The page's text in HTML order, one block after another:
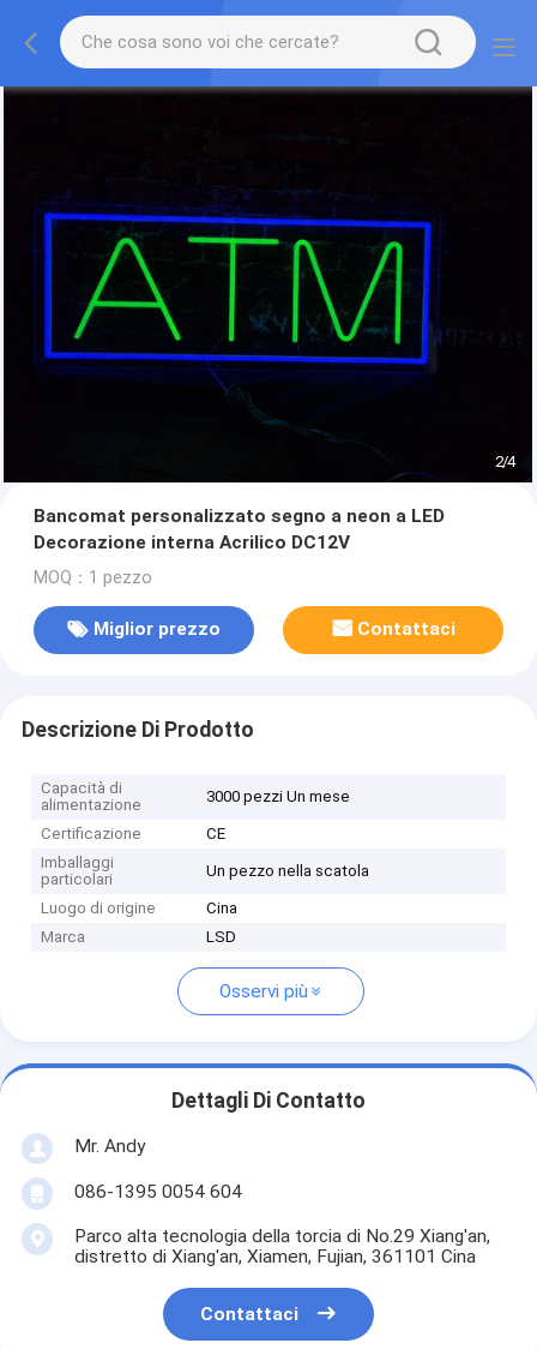
3/4
Bancomat personalizzato segno a neon a LED
Decorazione interna Acrilico DC12V
MOQ：1 pezzo
Miglior prezzo Contattaci
Descrizione Di Prodotto
Capacità di
alimentazione
3000 pezzi Un mese
Certificazione
CE
Imballaggi
particolari
Un pezzo nella scatola
Luogo di origine
Cina
Marca
LSD
Osservi più
Dettagli Di Contatto
Mr. Andy
086-1395 0054 604
Parco alta tecnologia della torcia di No.29 Xiang'an,
distretto di Xiang'an, Xiamen, Fujian, 361101 Cina
Contattaci